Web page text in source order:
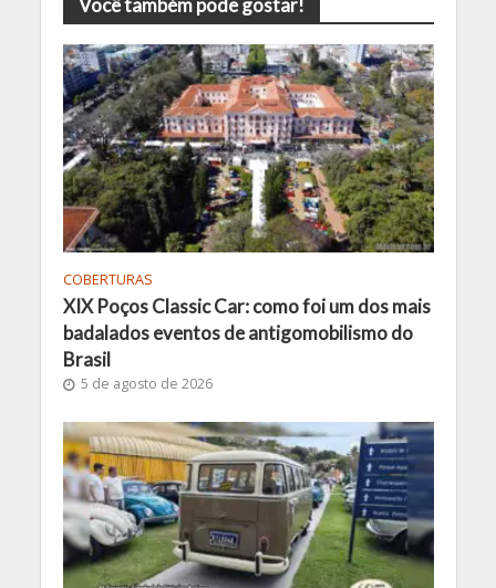
Você também pode gostar!
COBERTURAS
XIX Poços Classic Car: como foi um dos mais
badalados eventos de antigomobilismo do
Brasil
5 de agosto de 2026